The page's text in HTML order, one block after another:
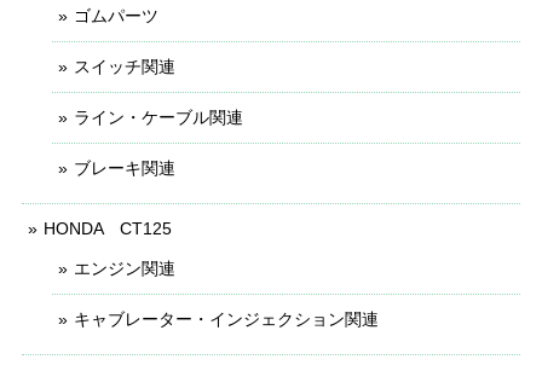
ゴムパーツ
スイッチ関連
ライン・ケーブル関連
ブレーキ関連
HONDA CT125
エンジン関連
キャブレーター・インジェクション関連